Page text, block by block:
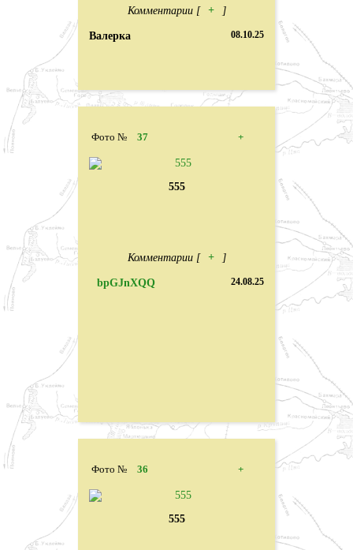
Комментарии [ + ]
Валерка 08.10.25
Фото № 37 +
555
Комментарии [ + ]
bpGJnXQQ 24.08.25
Фото № 36 +
555